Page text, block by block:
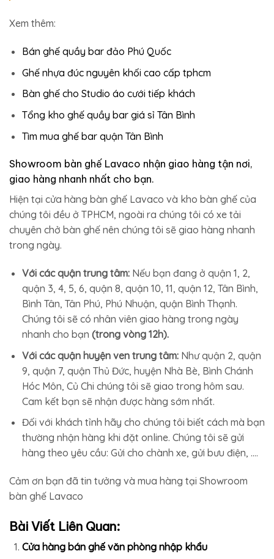
Xem thêm:
Bán ghế quầy bar đảo Phú Quốc
Ghế nhựa đúc nguyên khối cao cấp tphcm
Bàn ghế cho Studio áo cưới tiếp khách
Tổng kho ghế quầy bar giá sỉ Tân Bình
Tìm mua ghế bar quận Tân Bình
Showroom bàn ghế Lavaco nhận giao hàng tận nơi,
giao hàng nhanh nhất cho bạn.
Hiện tại cửa hàng bàn ghế Lavaco và kho bàn ghế của
chúng tôi đều ở TPHCM, ngoài ra chúng tôi có xe tải
chuyên chở bàn ghế nên chúng tôi sẽ giao hàng nhanh
trong ngày.
Với các quận trung tâm:Nếu bạn đang ở quận 1, 2,
quận 3, 4, 5, 6, quận 8, quận 10, 11, quận 12, Tân Bình,
Bình Tân, Tân Phú, Phú Nhuận, quận Bình Thạnh.
Chúng tôi sẽ có nhân viên giao hàng trong ngày
nhanh cho bạn (trong vòng 12h).
Với các quận huyện ven trung tâm: Như quận 2, quận
9, quận 7, quận Thủ Đức, huyện Nhà Bè, Bình Chánh
Hóc Môn, Củ Chi chúng tôi sẽ giao trong hôm sau.
Cam kết bạn sẽ nhận được hàng sớm nhất.
Đối với khách tỉnh hãy cho chúng tôi biết cách mà bạn
thường nhận hàng khi đặt online. Chúng tôi sẽ gửi
hàng theo yêu cầu: Gửi cho chành xe, gửi bưu điện, ….
Cảm ơn bạn đã tin tưởng và mua hàng tại Showroom
bàn ghế Lavaco
Bài Viết Liên Quan:
Cửa hàng bán ghế văn phòng nhập khẩu